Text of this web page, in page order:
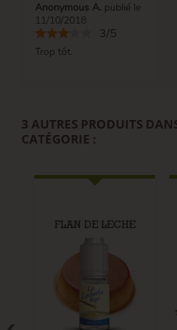
Anonymous A. publié le
11/10/2018
3/5
Trop tôt.
3 AUTRES PRODUITS
CATÉGORIE :